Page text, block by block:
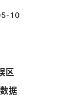
10
区
据